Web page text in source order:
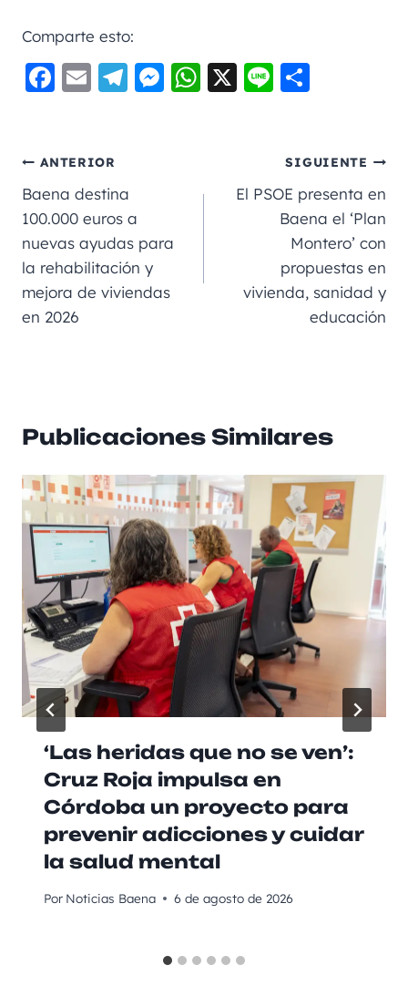
Comparte esto:
F
e
b
o
o
k
E
l
Te
m
M
er
W
A
X
Li
p
a
rt
ir
ANTERIOR
Baena destina
100.000 euros a
nuevas ayudas para
la rehabilitación y
mejora de viviendas
en 2026
SIGUIENTE
El PSOE presenta en
Baena el ‘Plan
Montero’ con
propuestas en
vivienda, sanidad y
educación
Publicaciones Similares
‘Las heridas que no se ven’:
Cruz Roja impulsa en
Córdoba un proyecto para
prevenir adicciones y cuidar
la salud mental
Por Noticias Baena 6 de agosto de 2026